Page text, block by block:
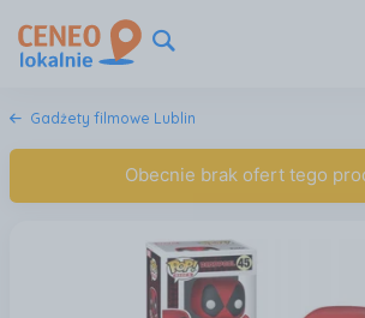
Gadżety filmowe Lublin
Obecnie brak ofert tego